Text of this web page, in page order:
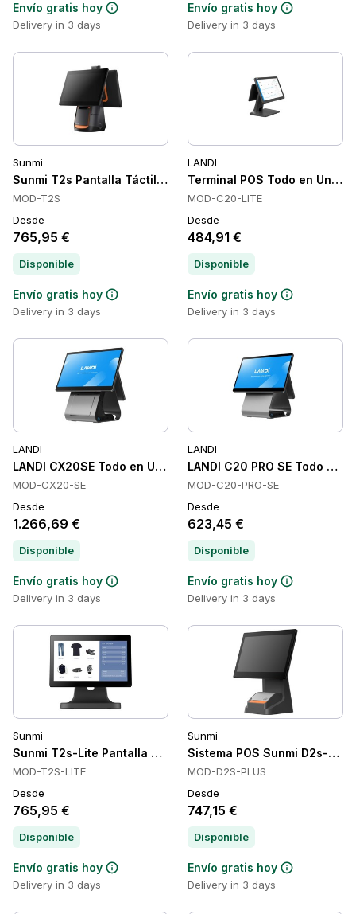
Envío gratis hoy
Delivery in 3 days
Envío gratis hoy
Delivery in 3 days
Sunmi
Sunmi T2s Pantalla Táctil y Computadora Todo en Uno,
MOD-T2S
Desde
765,95 €
Disponible
Envío gratis hoy
Delivery in 3 days
LANDI
Terminal POS Todo en Uno
MOD-C20-LITE
Desde
484,91 €
Disponible
Envío gratis hoy
Delivery in 3 days
LANDI
LANDI CX20SE Todo en Uno, Intel Core i3-1215U, 8 GB, 256
MOD-CX20-SE
Desde
1.266,69 €
Disponible
Envío gratis hoy
Delivery in 3 days
LANDI
LANDI C20 PRO SE Todo en
MOD-C20-PRO-SE
Desde
623,45 €
Disponible
Envío gratis hoy
Delivery in 3 days
Sunmi
Sunmi T2s-Lite Pantalla Táctil y Computadora Todo en Uno,
MOD-T2S-LITE
Desde
765,95 €
Disponible
Envío gratis hoy
Delivery in 3 days
Sunmi
Sistema POS Sunmi D2s-
MOD-D2S-PLUS
Desde
747,15 €
Disponible
Envío gratis hoy
Delivery in 3 days